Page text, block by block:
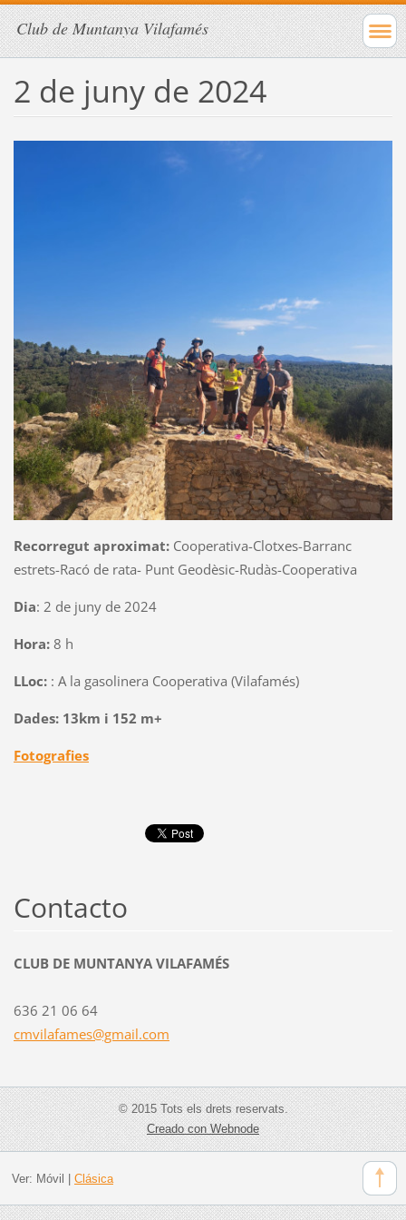
Club de Muntanya Vilafamés
2 de juny de 2024
Recorregut aproximat:Cooperativa-Clotxes-Barranc
estrets-Racó de rata- Punt Geodèsic-Rudàs-Cooperativa
Dia: 2 de juny de 2024
Hora:8 h
LLoc: : A la gasolinera Cooperativa (Vilafamés)
Dades: 13km i 152 m+
Fotografies
Contacto
CLUB DE MUNTANYA VILAFAMÉS
636 21 06 64
cmvilafames@gmail.com
© 2015 Tots els drets reservats.
Creado con Webnode
Ver: Móvil Clásica